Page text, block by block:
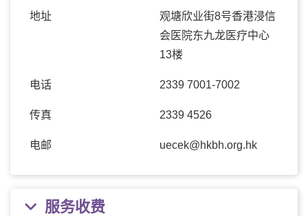
地址
观塘欣业街8号香港浸信
会医院东九龙医疗中心
13楼
电话 2339 7001-7002
传真 2339 4526
电邮 uecek@hkbh.org.hk
服务收费